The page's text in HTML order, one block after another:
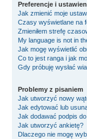
Preferencje i
Jak zmienić moje
Czasy wyświetlane na
Zmieniłem strefę
My language is not in
Jak mogę wyświetlić
Co to jest ranga i jak
Gdy próbuję wysłać
Problemy z pisaniem
Jak utworzyć nowy
Jak edytować lub
Jak dodawać podpis
Jak utworzyć ankietę?
Dlaczego nie mogę